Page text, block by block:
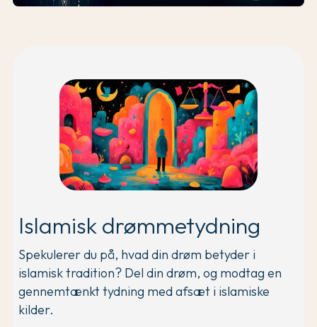
Islamisk drømmetydning
Spekulerer du på, hvad din drøm betyder i
islamisk tradition? Del din drøm, og modtag en
gennemtænkt tydning med afsæt i islamiske
kilder.